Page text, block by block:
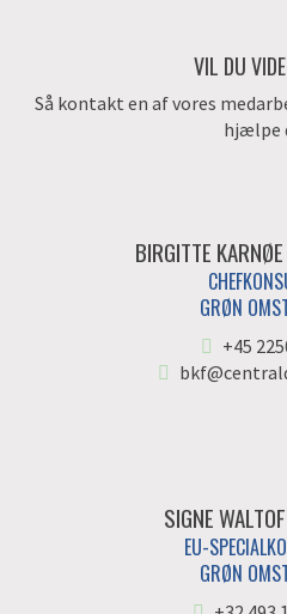
VIL DU
Så kontakt en af vores
hjælpe
BIRGITTE
GRØN
+45
SIGNE
EU-
GRØN